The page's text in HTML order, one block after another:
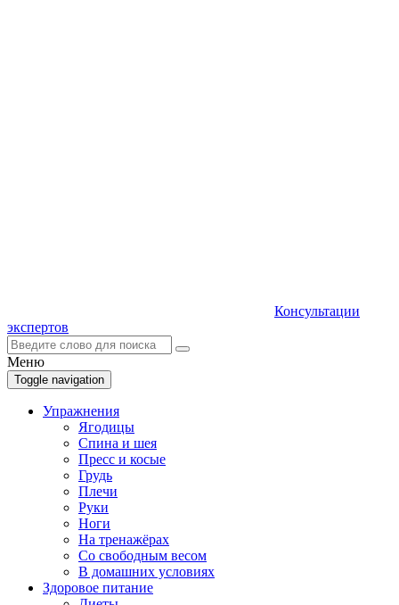
Консультации
экспертов
Меню
Toggle navigation
Упражнения
Ягодицы
Спина и шея
Пресс и косые
Грудь
Плечи
Руки
Ноги
На тренажёрах
Со свободным весом
В домашних условиях
Здоровое питание